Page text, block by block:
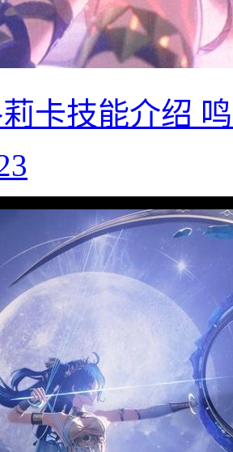
卡技能介绍